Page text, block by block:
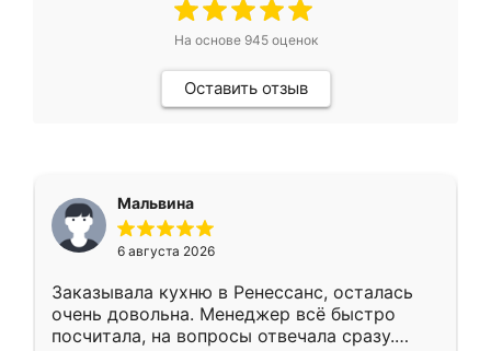
На основе 945оценок
Оставить отзыв
Мальвина
6 августа 2026
Заказывала кухню в Ренессанс, осталась
очень довольна. Менеджер всё быстро
посчитала, на вопросы отвечала сразу.